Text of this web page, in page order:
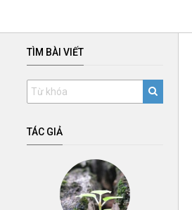
TÌM BÀI VIẾT
TÁC GIẢ